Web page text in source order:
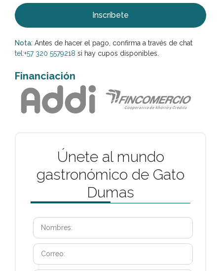
Inscríbete
Nota: Antes de hacer el pago, confirma a través de chat
tel:+57 320 5579218 si hay cupos disponibles.
Financiación
Únete al mundo
gastronómico de Gato
Dumas